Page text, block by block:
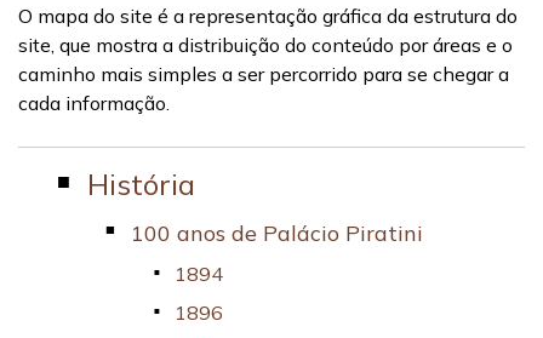
para
busca
O mapa do site é a representação gráfica da estrutura do
site, que mostra a distribuição do conteúdo por áreas e o
caminho mais simples a ser percorrido para se chegar a
cada informação.
História
100 anos de Palácio Piratini
1894
1896